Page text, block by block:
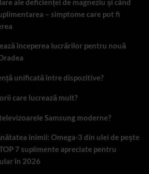
ale deficienței de magneziu și când
– simptome care pot fi
începerea lucrărilor pentru nouă
unificată între dispozitive?
care lucrează mult?
Samsung moderne?
inimii: Omega-3 din ulei de pește
7 suplimente apreciate pentru
în 2026